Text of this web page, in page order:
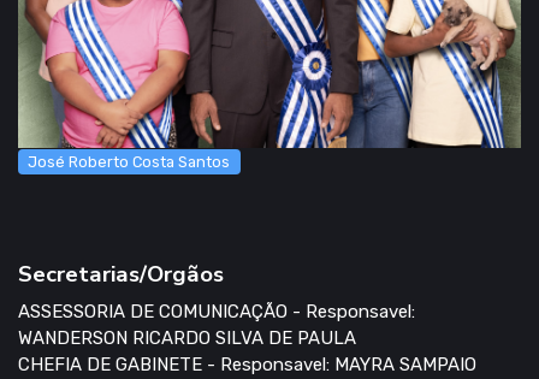
José Roberto Costa Santos
Secretarias/Orgãos
ASSESSORIA DE COMUNICAÇÃO - Responsavel:
WANDERSON RICARDO SILVA DE PAULA
CHEFIA DE GABINETE - Responsavel: MAYRA SAMPAIO